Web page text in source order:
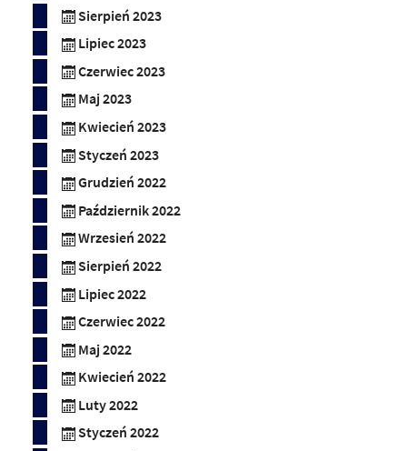
Sierpień 2023
Lipiec 2023
Czerwiec 2023
Maj 2023
Kwiecień 2023
Styczeń 2023
Grudzień 2022
Październik 2022
Wrzesień 2022
Sierpień 2022
Lipiec 2022
Czerwiec 2022
Maj 2022
Kwiecień 2022
Luty 2022
Styczeń 2022